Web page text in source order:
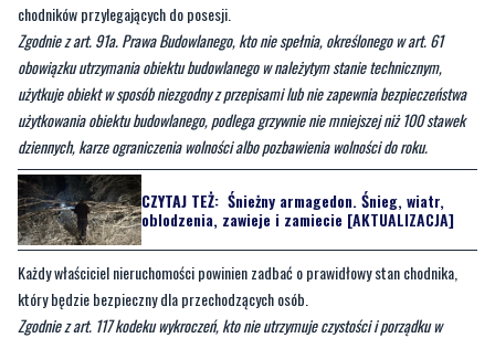
chodników przylegających do posesji.
Zgodnie z art. 91a. Prawa Budowlanego, kto nie spełnia, określonego w art. 61
obowiązku utrzymania obiektu budowlanego w należytym stanie technicznym,
użytkuje obiekt w sposób niezgodny z przepisami lub nie zapewnia bezpieczeństwa
użytkowania obiektu budowlanego, podlega grzywnie nie mniejszej niż 100 stawek
dziennych, karze ograniczenia wolności albo pozbawienia wolności do roku.
CZYTAJ TEŻ: Śnieżny armagedon. Śnieg, wiatr,
oblodzenia, zawieje i zamiecie [AKTUALIZACJA]
Każdy właściciel nieruchomości powinien zadbać o prawidłowy stan chodnika,
który będzie bezpieczny dla przechodzących osób.
Zgodnie z art. 117 kodeku wykroczeń, kto nie utrzymuje czystości i porządku w